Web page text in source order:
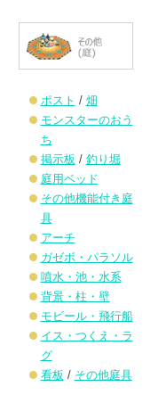
ポスト / 畑
モンスターのおう
ち
掲示板 / 釣り堀
庭用ベッド
その他機能付き庭
具
アーチ
ガゼボ・パラソル
噴水・池・水系
背景・柱・壁
モビール・飛行船
イス・つくえ・ラ
グ
看板 / その他庭具